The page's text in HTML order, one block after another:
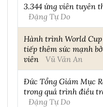
3.344 ứng viên tuyên
Đặng Tự Do
Hành trình World Cup
tiếp thêm sức mạnh
viên
Vũ Văn An
Đức Tổng Giám Mục
trong quá trình điều
Đặng Tự Do